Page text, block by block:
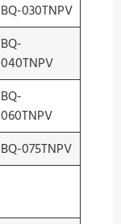
BQ-030TNPV
BQ-
040TNPV
BQ-
060TNPV
BQ-075TNPV